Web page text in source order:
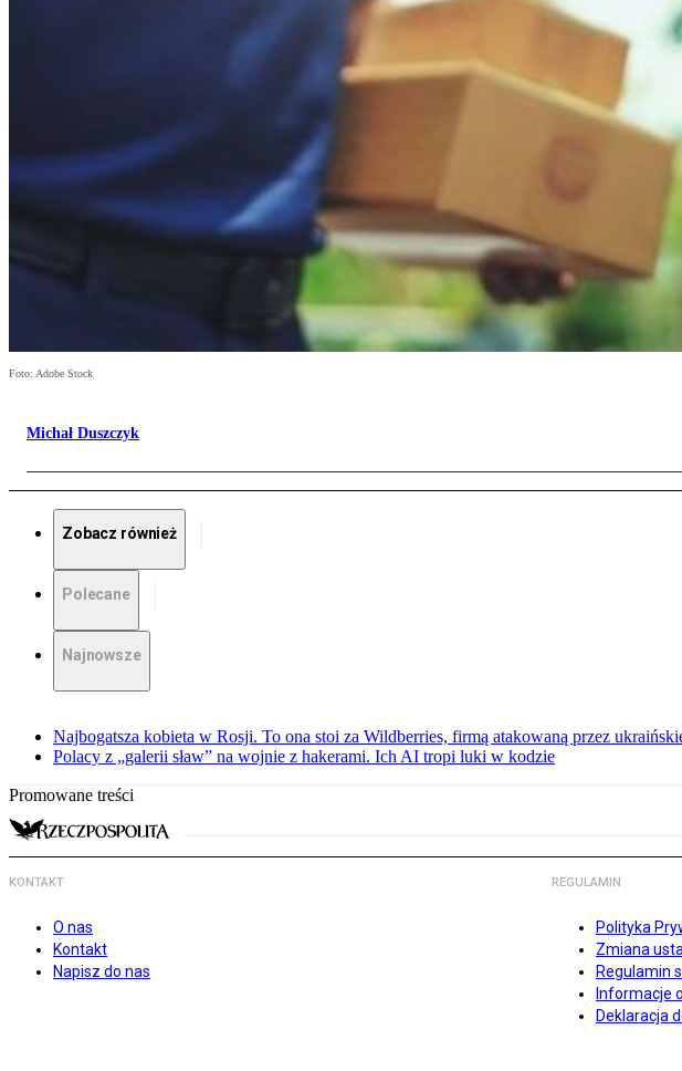
Foto: Adobe Stock
Michał Duszczyk
Zobacz również
Polecane
Najnowsze
Najbogatsza kobieta w Rosji. To ona stoi za Wildberries, firmą atakowaną przez
Polacy z „galerii sław” na wojnie z hakerami. Ich AI tropi luki w kodzie
Promowane treści
KONTAKT
O nas
Kontakt
Napisz do nas
REGULAMIN
Polityka
Zmiana
Regulamin
Informacje
Deklaracja